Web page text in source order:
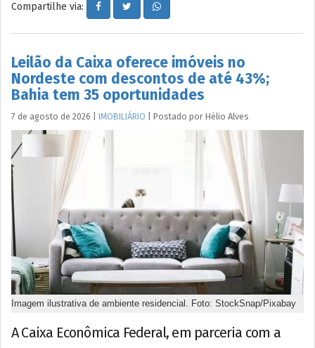
Compartilhe via:
Leilão da Caixa oferece imóveis no
Nordeste com descontos de até 43%;
Bahia tem 35 oportunidades
7 de agosto de 2026 IMOBILIÁRIO Postado por Hélio Alves
Imagem ilustrativa de ambiente residencial. Foto: StockSnap/Pixabay
A Caixa Econômica Federal, em parceria com a